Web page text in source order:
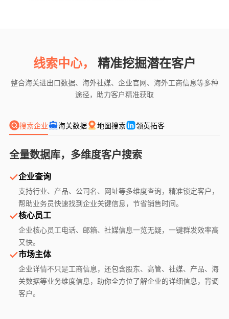
线索中心， 精准挖掘潜在客户
整合海关进出口数据、海外社媒、企业官网、海外工商信息等多种
途径，助力客户精准获取
搜索企业 海关数据 地图搜索 领英拓客
全量数据库，多维度客户搜索
企业查询
支持行业、产品、公司名、网址等多维度查询，精准锁定客户，
帮助业务员快速找到企业关键信息，节省销售时间。
核心员工
企业核心员工电话、邮箱、社媒信息一览无疑，一键群发效率高
又快。
市场主体
企业详情不只是工商信息，还包含股东、高管、社媒、产品、海
关数据等业务维度信息，助你全方位了解企业的详细信息，背调
客户。